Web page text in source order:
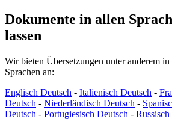
Dokumente in allen
lassen
Wir bieten Übersetzungen unter anderem
Sprachen an:
Englisch Deutsch - Italienisch Deutsch -
Deutsch - Niederländisch Deutsch -
Deutsch - Portugiesisch Deutsch -